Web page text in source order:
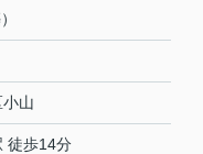
小山
徒歩14分